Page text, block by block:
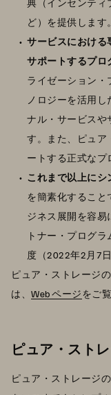
ど）を提供します。
サービスにおける
サポートするプロ
ライゼーション・
ノロジーを活用
ナル・サービスや
す。また、ピュア
ートする正式なプ
これまで以上にシ
を簡素化すること
ジネス展開を容易
トナー・プログ
度（2022年2月7
ピュア・ストレージ
は、 Web ページをご
ピュア・スト
ピュア・ストレージ